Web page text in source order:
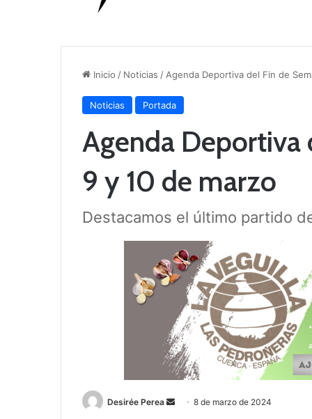
Inicio / Noticias / Agenda Deportiva del Fin de
Noticias Portada
Agenda Deportiva
9 y 10 de marzo
Destacamos el último partido
Desirée Perea 8 de marzo de 2024